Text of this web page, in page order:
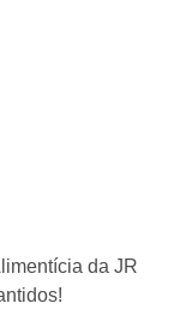
da JR